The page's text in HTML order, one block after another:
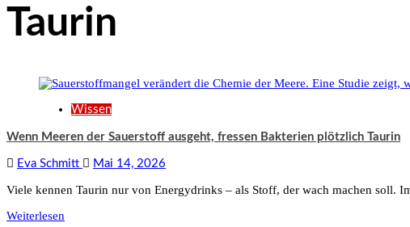
Taurin
Wissen
Wenn Meeren der Sauerstoff ausgeht, fressen Bakterien plötzlich Taurin
Eva Schmitt Mai 14, 2026
Viele kennen Taurin nur von Energydrinks – als Stoff, der wach machen soll.
Weiterlesen